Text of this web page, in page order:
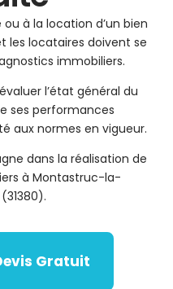
à la location d’un bien
les locataires doivent se
immobiliers.
l’état général du
ses performances
aux normes en vigueur.
dans la réalisation de
à Montastruc-la-
Gratuit